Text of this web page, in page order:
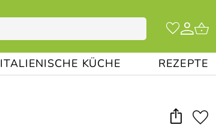
ITALIENISCHE KÜCHE REZEPTE